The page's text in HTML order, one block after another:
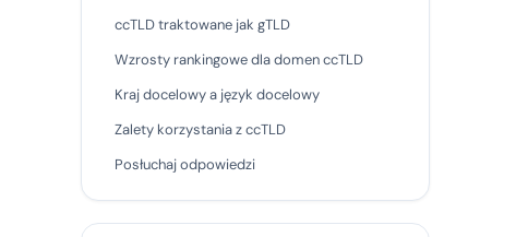
ccTLD traktowane jak gTLD
Wzrosty rankingowe dla domen ccTLD
Kraj docelowy a język docelowy
Zalety korzystania z ccTLD
Posłuchaj odpowiedzi